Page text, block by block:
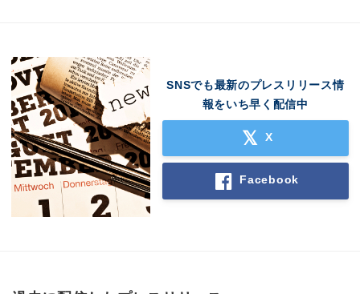
SNSでも最新のプレスリリース情
報をいち早く配信中
X
Facebook